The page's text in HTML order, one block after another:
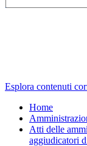
Esplora contenuti
Home
Atti delle
aggiudicatori